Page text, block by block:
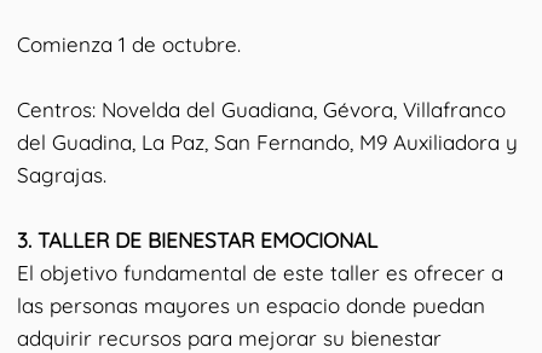
Comienza 1 de octubre.
Centros: Novelda del Guadiana, Gévora, Villafranco
del Guadina, La Paz, San Fernando, M9 Auxiliadora y
Sagrajas.
3.⁠ ⁠TALLER DE BIENESTAR EMOCIONAL
El objetivo fundamental de este taller es ofrecer a
las personas mayores un espacio donde puedan
adquirir recursos para mejorar su bienestar